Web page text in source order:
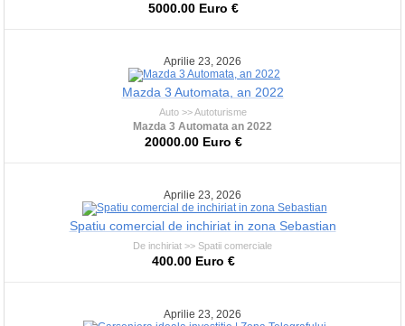
5000.00 Euro €
Aprilie 23, 2026
Mazda 3 Automata, an 2022
Auto >> Autoturisme
Mazda 3 Automata an 2022
20000.00 Euro €
Aprilie 23, 2026
Spatiu comercial de inchiriat in zona Sebastian
De inchiriat >> Spatii comerciale
400.00 Euro €
Aprilie 23, 2026